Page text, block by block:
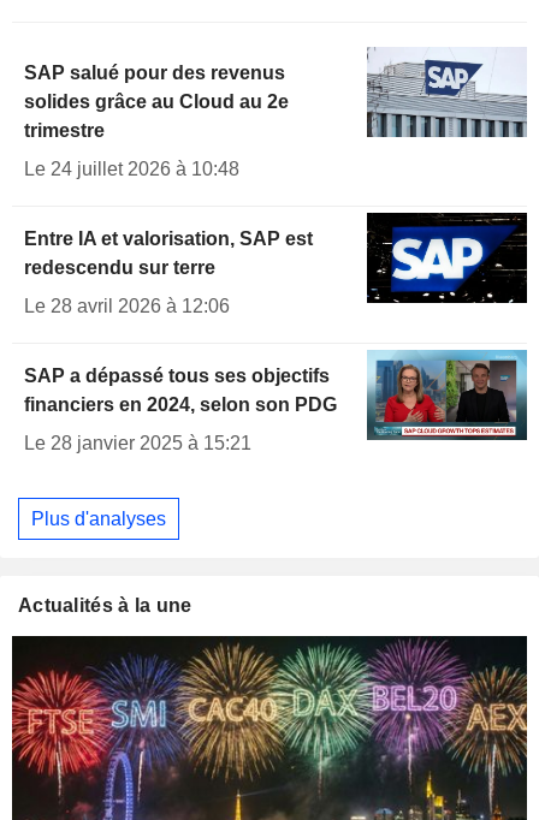
SAP salué pour des revenus
solides grâce au Cloud au 2e
trimestre
Le 24 juillet 2026 à 10:48
Entre IA et valorisation, SAP est
redescendu sur terre
Le 28 avril 2026 à 12:06
SAP a dépassé tous ses objectifs
financiers en 2024, selon son PDG
Le 28 janvier 2025 à 15:21
Plus d'analyses
Actualités à la une